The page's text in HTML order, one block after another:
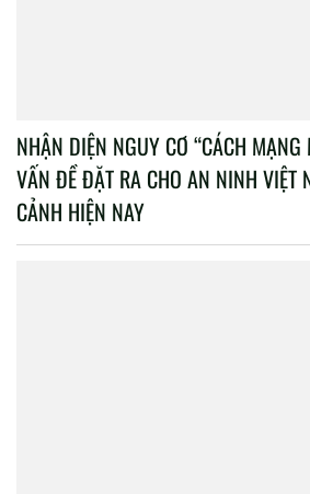
NHẬN DIỆN NGUY CƠ “CÁCH MẠNG
VẤN ĐỀ ĐẶT RA CHO AN NINH VIỆT
CẢNH HIỆN NAY